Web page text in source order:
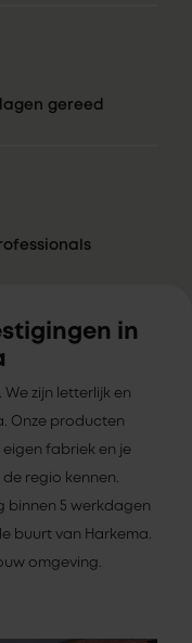
gereed
in
zijn letterlijk en
Onze producten
fabriek en je
regio kennen.
binnen 5 werkdagen
buurt van Harkema.
omgeving.